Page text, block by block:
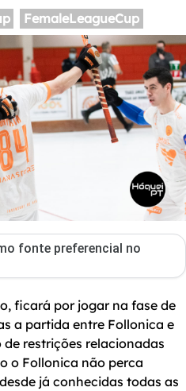
FemaleLeagueCup
fonte preferencial no
ficará por jogar na fase de
a partida entre Follonica e
restrições relacionadas
o Follonica não perca
já conhecidas todas as